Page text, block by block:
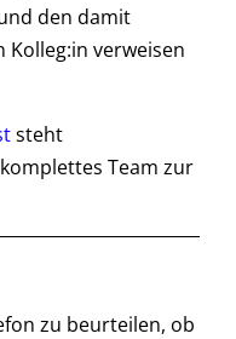
den damit
verweisen
steht
Team zur
zu beurteilen, ob